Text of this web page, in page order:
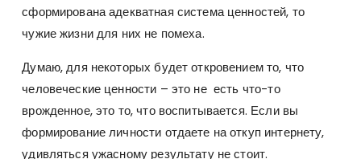
сформирована адекватная система ценностей, то
чужие жизни для них не помеха.
Думаю, для некоторых будет откровением то, что
человеческие ценности – это не есть что-то
врожденное, это то, что воспитывается. Если вы
формирование личности отдаете на откуп интернету,
удивляться ужасному результату не стоит.